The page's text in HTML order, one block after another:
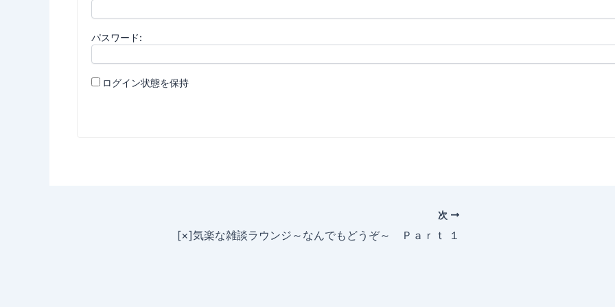
パスワード:
ログイン状態を保持
次
[×]気楽な雑談ラウンジ～なんでもどうぞ～ Ｐａｒｔ １